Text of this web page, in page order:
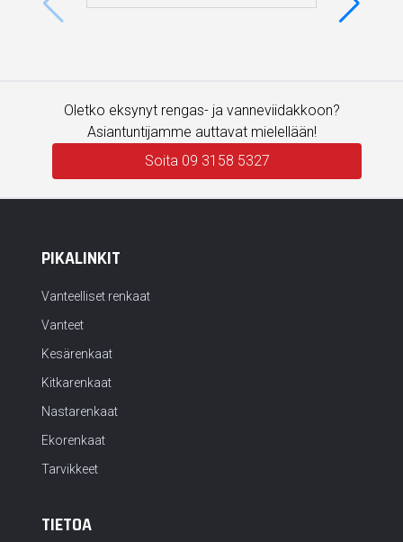
Oletko eksynyt rengas- ja vanneviidakkoon?
Asiantuntijamme auttavat mielellään!
Soita 09 3158 5327
PIKALINKIT
Vanteelliset renkaat
Vanteet
Kesärenkaat
Kitkarenkaat
Nastarenkaat
Ekorenkaat
Tarvikkeet
TIETOA